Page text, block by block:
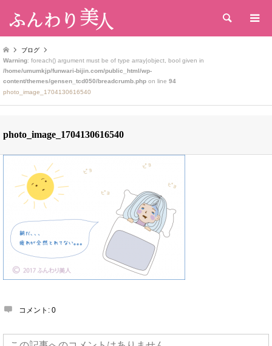
検索
ブログ
Warning: foreach() argument must be of type array|object, bool given in
/home/umumkjp/funwari-bijin.com/public_html/wp-
content/themes/gensen_tcd050/breadcrumb.php on line 94
photo_image_1704130616540
photo_image_1704130616540
コメント: 0